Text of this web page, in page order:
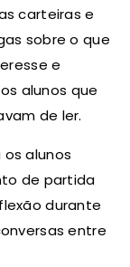
carteiras e
sobre o que
e
alunos que
de ler.
alunos
de partida
durante
entre